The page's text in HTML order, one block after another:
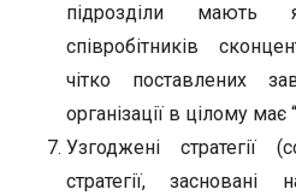
підрозділи мають
співробітників
чітко поставлених
організації в цілому має
Узгоджені стратегії
стратегії, засновані